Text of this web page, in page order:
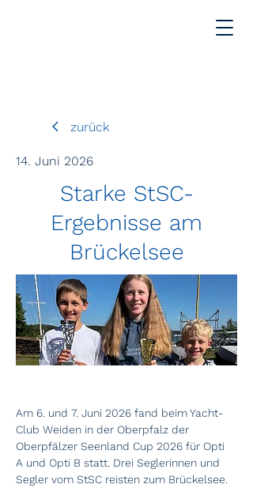
zurück
14. Juni 2026
Starke StSC-
Ergebnisse am
Brückelsee
Am 6. und 7. Juni 2026 fand beim Yacht-
Club Weiden in der Oberpfalz der
Oberpfälzer Seenland Cup 2026 für Opti
A und Opti B statt. Drei Seglerinnen und
Segler vom StSC reisten zum Brückelsee.